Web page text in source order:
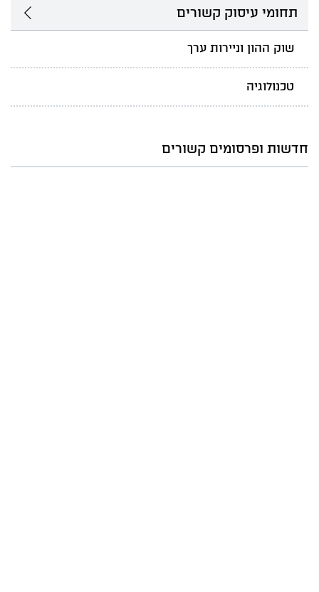
תחומי עיסוק קשורים
שוק ההון וניירות ערך
טכנולוגיה
חדשות ופרסומים קשורים